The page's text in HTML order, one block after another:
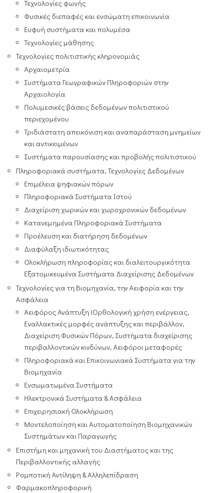
Τεχνολογίες φωνής
Φυσικές διεπαφές και ενσώματη επικοινωνία
Ευφυή συστήματα και πολυμέσα
Τεχνολογίες μάθησης
Τεχνολογίες πολιτιστικής κληρονομιάς
Αρχαιομετρία
Συστήματα Γεωγραφικών Πληροφοριών στην
Αρχαιολογία
Πολυμεσικές βάσεις δεδομένων πολιτιστικού
περιεχομένου
Τριδιάστατη απεικόνιση και αναπαράσταση μνημείων
και αντικειμένων
Συστήματα παρουσίασης και προβολής πολιτιστικού
Πληροφοριακά συστήματα, Τεχνολογίες Δεδομένων
Επιμέλεια ψηφιακών πόρων
Πληροφοριακά Συστήματα Ιστού
Διαχείριση χωρικών και χωροχρονικών δεδομένων
Κατανεμημένα Πληροφοριακά Συστήματα
Προέλευση και διατήρηση δεδομένων
Διαφύλαξη ιδιωτικότητας
Ολοκλήρωση πληροφορίας και διαλειτουργικότητα
Εξατομικευμένα Συστήματα Διαχείρισης Δεδομένων
Τεχνολογίες για τη Βιομηχανία, την Αειφορία και την
Ασφάλεια
Αειφόρος Ανάπτυξη (Ορθολογική χρήση ενέργειας,
Εναλλακτικές μορφές ανάπτυξης και περιβάλλον,
Διαχείριση Φυσικών Πόρων, Συστήματα διαχείρισης
περιβαλλοντικών κινδύνων, Αειφόροι μεταφορές
Πληροφοριακά και Επικοινωνιακά Συστήματα για την
Βιομηχανία
Ενσωματωμένα Συστήματα
Ηλεκτρονικά Συστήματα & Ασφάλεια
Επιχειρησιακή Ολοκλήρωση
Μοντελοποίηση και Αυτοματοποίηση Βιομηχανικών
Συστημάτων και Παραγωγής
Επιστήμη και μηχανική του Διαστήματος και της
Περιβαλλοντικής αλλαγής
Ρομποτική Αντίληψη & Αλληλεπίδραση
Φαρμακοπληροφορική